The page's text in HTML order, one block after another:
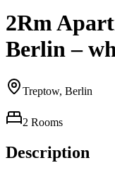
2Rm
Berlin –
Treptow, Berlin
2 Rooms
Description